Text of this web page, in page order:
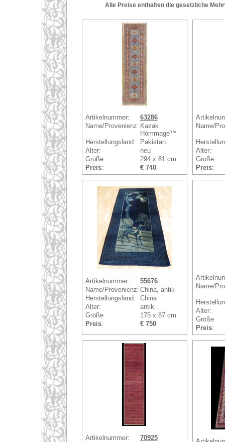
Alle Preise enthalten die gesetzliche
Artikelnummer:
63286
Name/Provenienz: Kazak
Hommage™
Herstellungsland:
Pakistan
Alter:
neu
Größe
294 x 81 cm
Preis: € 740
Name/
Alter:
Größe
Preis:
Artikelnummer:
55676
Name/Provenienz: China, antik
Herstellungsland:
China
Alter:
antik
Größe
175 x 87 cm
Preis: € 750
Name/
Alter:
Größe
Preis:
Artikelnummer:
70925